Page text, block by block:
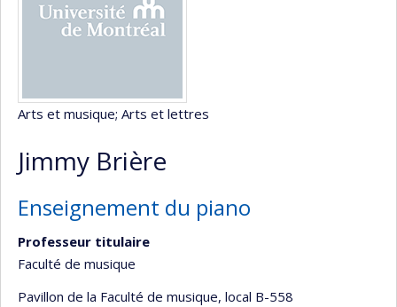
Arts et musique; Arts et lettres
Jimmy Brière
Enseignement du piano
Professeur titulaire
Faculté de musique
Pavillon de la Faculté de musique, local B-558